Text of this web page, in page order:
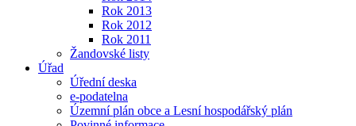
Rok 2013
Rok 2012
Rok 2011
Žandovské listy
Úřad
Úřední deska
e-podatelna
Územní plán obce a Lesní hospodářský plán